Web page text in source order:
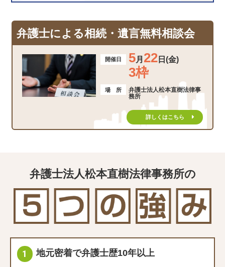
弁護士による相続・遺言無料相談会
開催日 5月 22日(金)
3枠
場 所
弁護士法人松本直樹法律事
務所
詳しくはこちら
弁護士法人松本直樹法律事務所の
地元密着で弁護士歴10年以上